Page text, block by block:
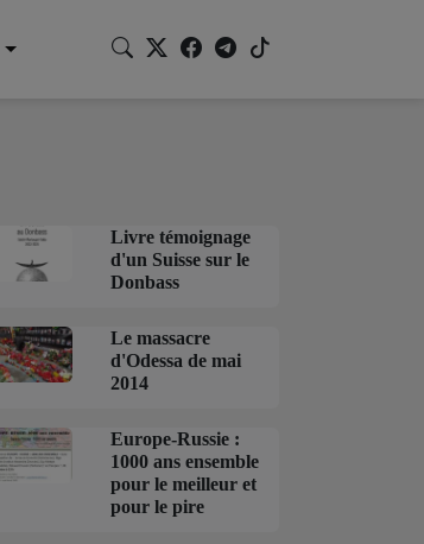
Livre témoignage
d'un Suisse sur le
Donbass
Le massacre
d'Odessa de mai
2014
Europe-Russie :
1000 ans ensemble
pour le meilleur et
pour le pire